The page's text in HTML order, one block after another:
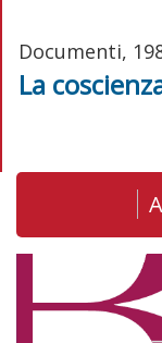
Documenti,
La